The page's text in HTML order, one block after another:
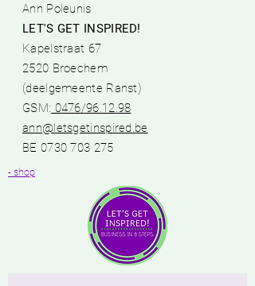
Ann Poleunis
LET'S GET INSPIRED!
Kapelstraat 67
2520 Broechem
(deelgemeente Ranst)​
GSM: 0476/96.12.98​
ann@letsgetinspired.be
BE 0730 703 275
- shop